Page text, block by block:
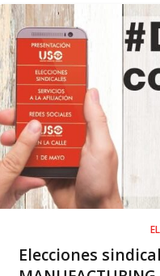
Elecciones